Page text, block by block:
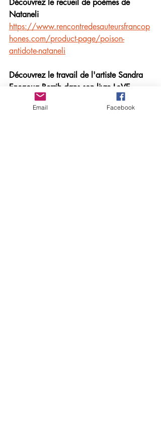
Découvrez le recueil de poèmes de
Nataneli
https://www.rencontredesauteursfrancop
hones.com/product-page/poison-
antidote-nataneli
Découvrez le travail de l'artiste Sandra
Encaoua Berrih dans son livre LoVE
https://www.rencontredesauteursfrancop
hones.com/product-page/love-aquarelle-
Email Facebook